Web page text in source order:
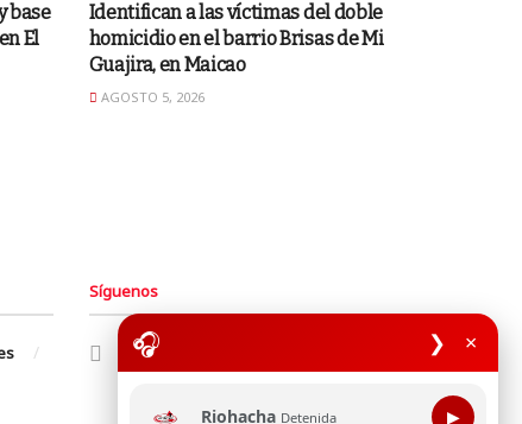
🎧 ❯ ×
Riohacha Detenida ▶
base
El
Identifican a las víctimas del doble
homicidio en el barrio Brisas de Mi
Guajira, en Maicao
AGOSTO 5, 2026
Síguenos